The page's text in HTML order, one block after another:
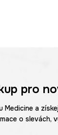
pro
a
o slevách,